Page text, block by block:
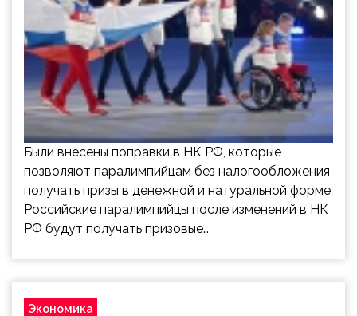
Были внесены поправки в НК РФ, которые
позволяют паралимпийцам без налогообложения
получать призы в денежной и натуральной форме
Российские паралимпийцы после изменений в НК
РФ будут получать призовые…
Экономика